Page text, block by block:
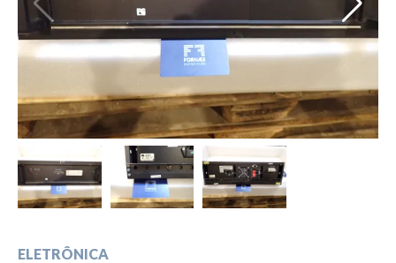
ELETRÔNICA